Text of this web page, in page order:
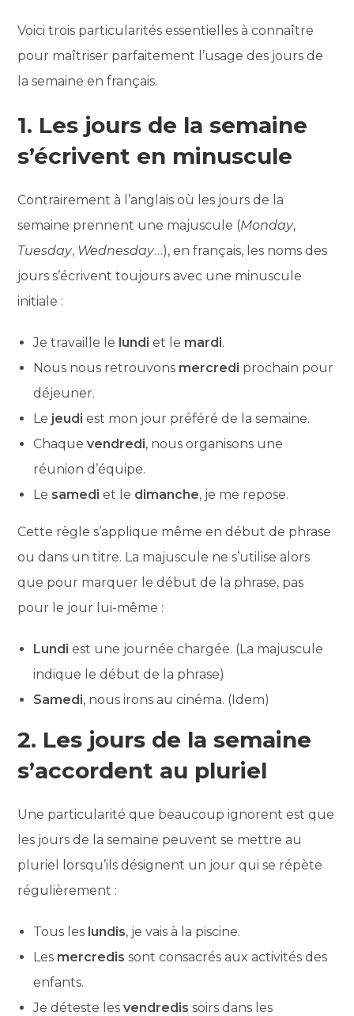
Voici trois particularités essentielles à connaître
pour maîtriser parfaitement l’usage des jours de
la semaine en français.
1. Les jours de la semaine
s’écrivent en minuscule
Contrairement à l’anglais où les jours de la
semaine prennent une majuscule (Monday,
Tuesday, Wednesday…), en français, les noms des
jours s’écrivent toujours avec une minuscule
initiale :
Je travaille le lundi et le mardi.
Nous nous retrouvons mercredi prochain pour
déjeuner.
Le jeudi est mon jour préféré de la semaine.
Chaquevendredi, nous organisons une
réunion d’équipe.
Le samedi et le dimanche, je me repose.
Cette règle s’applique même en début de phrase
ou dans un titre. La majuscule ne s’utilise alors
que pour marquer le début de la phrase, pas
pour le jour lui-même :
Lundi est une journée chargée. (La majuscule
indique le début de la phrase)
Samedi, nous irons au cinéma. (Idem)
2. Les jours de la semaine
s’accordent au pluriel
Une particularité que beaucoup ignorent est que
les jours de la semaine peuvent se mettre au
pluriel lorsqu’ils désignent un jour qui se répète
régulièrement :
Tous les lundis, je vais à la piscine.
Les mercredis sont consacrés aux activités des
enfants.
Je déteste lesvendredis soirs dans les